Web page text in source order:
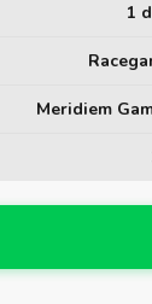
1
Meridiem